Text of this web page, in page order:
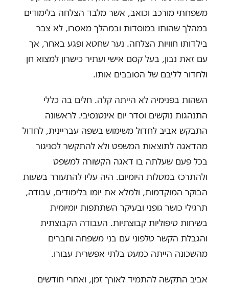
משפחתי מורכב וכואב, אשר מלבד הצלחה בלימודים
במהלך שהותו במוסדות ובמהלך מאסרו, לא צבר
בילדותו חוויות הצלחה. נער שחטא ופגע באחר, אך
עם זאת נבון, בעל קסם אישי ועתיר כישרון למצוא חן
ולחדור לליבם של הסובבים אותו.
השהות בפנימיה לא הייתה קלה. חלים בה כללי
התנהגות נוקשים וסדר יום אינטנסיבי. לראשונה
התבקש אביב לחדול משימוש בשפה עבריינית, לחדול
מהדאגה לתוצאות המשפט ולא להתקשר לסניגור
בכל פעם שעלתה בו דאגה הקשורה למשפט
ולהתרכז במטלות היומיום. היה עליו להתעורר בשעות
הבוקר המוקדמות, ולמלא את יומו בלימודים, עבודה,
תרגילי כושר גופני ובעיקר השתתפות יומיומית
בשיחות טיפוליות קבוצתיות. העבודה הקבוצתית
והגבלת הקשר טלפוני עם בני משפחה וחברים
מהשכונה הייתה כמעט בלתי אפשרית עבורו.
אביב התקשה להתמיד לאורך זמן, ואחרי חודשים